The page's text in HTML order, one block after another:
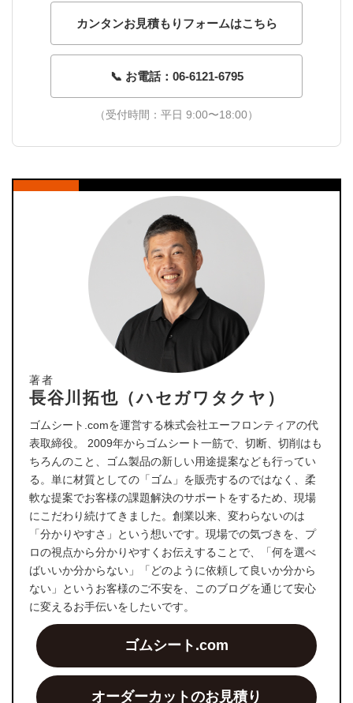
カンタンお見積もりフォームはこちら
📞 お電話：06-6121-6795
（受付時間：平日 9:00〜18:00）
著者
長谷川拓也（ハセガワタクヤ）
ゴムシート.comを運営する株式会社エーフロンティアの代
表取締役。 2009年からゴムシート一筋で、切断、切削はも
ちろんのこと、ゴム製品の新しい用途提案なども行ってい
る。単に材質としての「ゴム」を販売するのではなく、柔
軟な提案でお客様の課題解決のサポートをするため、現場
にこだわり続けてきました。創業以来、変わらないのは
「分かりやすさ」という想いです。現場での気づきを、プ
ロの視点から分かりやすくお伝えすることで、「何を選べ
ばいいか分からない」「どのように依頼して良いか分から
ない」というお客様のご不安を、このブログを通じて安心
に変えるお手伝いをしたいです。
ゴムシート.com
オーダーカットのお見積り